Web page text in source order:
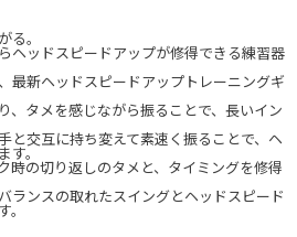
。
ヘッドスピードアップが修得できる練習器
最新ヘッドスピードアップトレーニングギ
、タメを感じながら振ることで、長いイン
と交互に持ち変えて素速く振ることで、ヘ
す。
時の切り返しのタメと、タイミングを修得
ランスの取れたスイングとヘッドスピード